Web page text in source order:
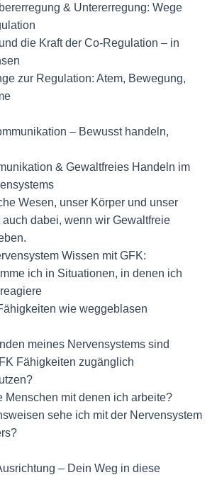
& Untererregung: Wege
die Kraft der Co-Regulation – in
zur Regulation: Atem, Bewegung,
– Bewusst handeln,
& Gewaltfreies Handeln im
Wesen, unser Körper und unser
auch dabei, wenn wir Gewaltfreie
Wissen mit GFK:
ich in Situationen, in denen ich
wie weggeblasen
meines Nervensystems sind
Fähigkeiten zugänglich
Menschen mit denen ich arbeite?
sehe ich mit der Nervensystem
– Dein Weg in diese